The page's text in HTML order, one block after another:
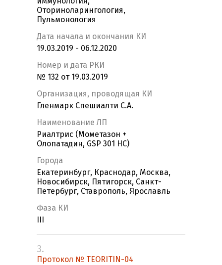
Оториноларингология,
Пульмонология
Дата начала и окончания КИ
19.03.2019 - 06.12.2020
Номер и дата РКИ
№ 132 от 19.03.2019
Организация, проводящая КИ
Гленмарк Спешиалти С.А.
Наименование ЛП
Риалтрис (Мометазон +
Олопатадин, GSP 301 НС)
Города
Екатеринбург, Краснодар, Москва,
Новосибирск, Пятигорск, Санкт-
Петербург, Ставрополь, Ярославль
Фаза КИ
3.
Протокол № TEORITIN-04